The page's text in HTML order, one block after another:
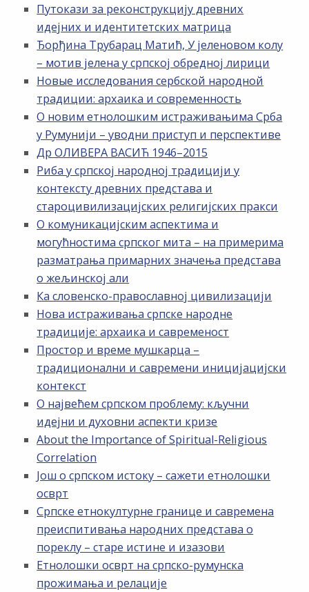
Путокази за реконструкцију древних
идејних и идентитетских матрица
Ђорђина Трубарац Матић, У јеленовом колу
– мотив јелена у српској обредној лирици
Новые исследования сербской народной
традиции: архаика и современность
О новим етнолошким истраживањима Срба
у Румунији – уводни приступ и перспективе
Др ОЛИВЕРА ВАСИЋ 1946–2015
Риба у српској народној традицији у
контексту древних представа и
староцивилизацијских религијских пракси
О комуникацијским аспектима и
могућностима српског мита – на примерима
разматрања примарних значења представа
о жељинској али
Ка словенско-православној цивилизацији
Нова истраживања српске народне
традиције: архаика и савременост
Простор и време мушкарца –
традиционални и савремени иницијацијски
контекст
О највећем српском проблему: кључни
идејни и духовни аспекти кризе
About the Importance of Spiritual-Religious
Correlation
Још о српском истоку – сажети етнолошки
осврт
Српске етнокултурне границе и савремена
преиспитивања народних представа о
пореклу – старе истине и изазови
Етнолошки осврт на српско-румунска
прожимања и релације